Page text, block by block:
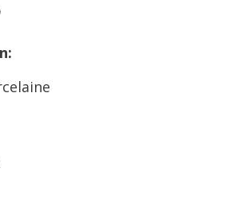
: